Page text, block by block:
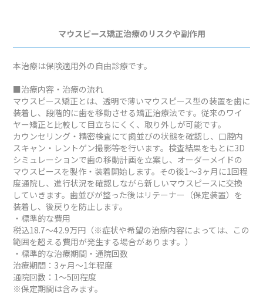
マウスピース矯正治療のリスクや副作用
本治療は保険適用外の自由診療です。
■治療内容・治療の流れ
マウスピース矯正とは、透明で薄いマウスピース型の装置を歯に
装着し、段階的に歯を移動させる矯正治療法です。従来のワイ
ヤー矯正と比較して目立ちにくく、取り外しが可能です。
カウンセリング・精密検査にて歯並びの状態を確認し、口腔内
スキャン・レントゲン撮影等を行います。検査結果をもとに3D
シミュレーションで歯の移動計画を立案し、オーダーメイドの
マウスピースを製作・装着開始します。その後1～3ヶ月に1回程
度通院し、進行状況を確認しながら新しいマウスピースに交換
していきます。歯並びが整った後はリテーナー（保定装置）を
装着し、後戻りを防止します。
・標準的な費用
税込18.7～42.9万円（※症状や希望の治療内容によっては、この
範囲を超える費用が発生する場合があります。）
・標準的な治療期間・通院回数
治療期間：3ヶ月～1年程度
通院回数：1～5回程度
※保定期間は含みます。